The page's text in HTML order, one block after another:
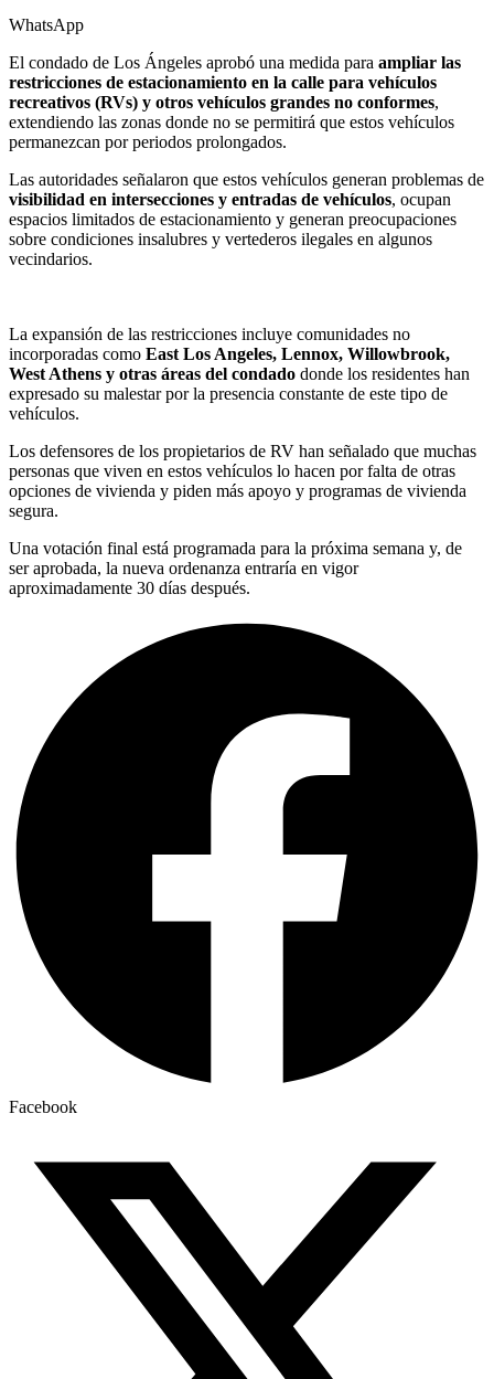
WhatsApp
El condado de Los Ángeles aprobó una medida para ampliar las
restricciones de estacionamiento en la calle para vehículos
recreativos (RVs) y otros vehículos grandes no conformes,
extendiendo las zonas donde no se permitirá que estos vehículos
permanezcan por periodos prolongados.
Las autoridades señalaron que estos vehículos generan problemas de
visibilidad en intersecciones y entradas de vehículos, ocupan
espacios limitados de estacionamiento y generan preocupaciones
sobre condiciones insalubres y vertederos ilegales en algunos
vecindarios.
La expansión de las restricciones incluye comunidades no
incorporadas como East Los Angeles, Lennox, Willowbrook,
West Athens y otras áreas del condado donde los residentes han
expresado su malestar por la presencia constante de este tipo de
vehículos.
Los defensores de los propietarios de RV han señalado que muchas
personas que viven en estos vehículos lo hacen por falta de otras
opciones de vivienda y piden más apoyo y programas de vivienda
segura.
Una votación final está programada para la próxima semana y, de
ser aprobada, la nueva ordenanza entraría en vigor
aproximadamente 30 días después.
Facebook